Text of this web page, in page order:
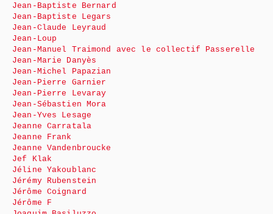
Jean-Baptiste Bernard
Jean-Baptiste Legars
Jean-Claude Leyraud
Jean-Loup
Jean-Manuel Traimond avec le collectif Passerelle
Jean-Marie Danyès
Jean-Michel Papazian
Jean-Pierre Garnier
Jean-Pierre Levaray
Jean-Sébastien Mora
Jean-Yves Lesage
Jeanne Carratala
Jeanne Frank
Jeanne Vandenbroucke
Jef Klak
Jéline Yakoublanc
Jérémy Rubenstein
Jérôme Coignard
Jérôme F